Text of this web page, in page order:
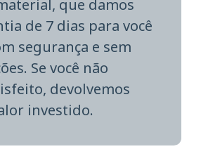
que damos
de 7 dias para você
segurança e sem
Se você não
devolvemos
investido.